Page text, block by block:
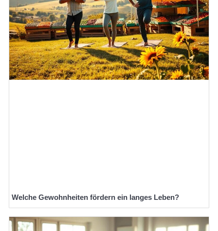
Welche Gewohnheiten fördern ein langes Leben?